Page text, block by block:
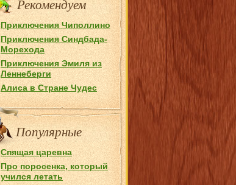
Рекомендуем
Приключения Чиполлино
Приключения Синдбада-
Морехода
Приключения Эмиля из
Лeннеберги
Алиса в Стране Чудес
Популярные
Спящая царевна
Про поросенка, который
учился летать